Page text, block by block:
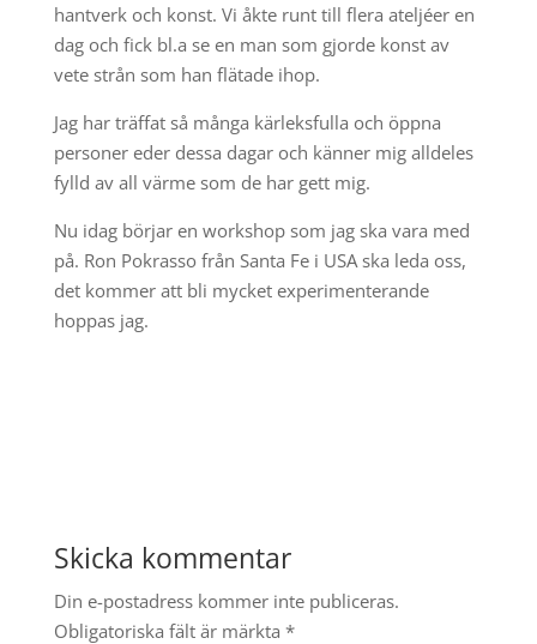
hantverk och konst. Vi åkte runt till flera ateljéer en
dag och fick bl.a se en man som gjorde konst av
vete strån som han flätade ihop.
Jag har träffat så många kärleksfulla och öppna
personer eder dessa dagar och känner mig alldeles
fylld av all värme som de har gett mig.
Nu idag börjar en workshop som jag ska vara med
på. Ron Pokrasso från Santa Fe i USA ska leda oss,
det kommer att bli mycket experimenterande
hoppas jag.
Skicka kommentar
Din e-postadress kommer inte publiceras.
Obligatoriska fält är märkta *